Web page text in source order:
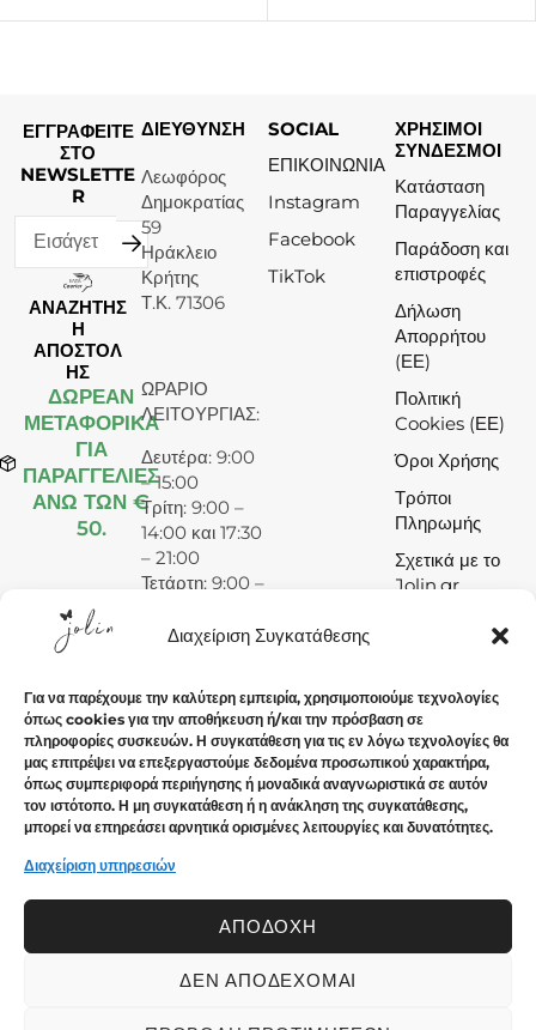
Διαχείριση Συγκατάθεσης
Για να παρέχουμε την καλύτερη εμπειρία, χρησιμοποιούμε τεχνολογίες
όπως cookies για την αποθήκευση ή/και την πρόσβαση σε
πληροφορίες συσκευών. Η συγκατάθεση για τις εν λόγω τεχνολογίες θα
μας επιτρέψει να επεξεργαστούμε δεδομένα προσωπικού χαρακτήρα,
όπως συμπεριφορά περιήγησης ή μοναδικά αναγνωριστικά σε αυτόν
τον ιστότοπο. Η μη συγκατάθεση ή η ανάκληση της συγκατάθεσης,
μπορεί να επηρεάσει αρνητικά ορισμένες λειτουργίες και δυνατότητες.
Διαχείριση υπηρεσιών
ΑΠΟΔΟΧΉ
ΔΕΝ ΑΠΟΔΈΧΟΜΑΙ
ΕΓΓΡΑΦΕΙΤΕ
ΣΤΟ
NEWSLETTE
R
ΑΝΑΖΗΤΗΣ
Η
ΑΠΟΣΤΟΛ
ΗΣ
ΔΩΡΕΆΝ
ΜΕΤΑΦΟΡΙΚΑ
ΓΙΑ
ΠΑΡΑΓΓΕΛΙΕΣ
ΑΝΩ ΤΩΝ €
50.
ΔΙΕΥΘΥΝΣΗ
Λεωφόρος
Δημοκρατίας
59
Ηράκλειο
Κρήτης
Τ.Κ. 71306
ΩΡΑΡΙΟ
ΛΕΙΤΟΥΡΓΙΑΣ:
Δευτέρα: 9:00
– 15:00
Τρίτη: 9:00 –
14:00 και 17:30
– 21:00
Τετάρτη: 9:00 –
Πέμπτη: 9:00 –
Παρασκευή:
9:00 – 14:00
και 17:30 –
21:00
Σάββατο: 9:00
– 15:00
Κυριακή:
SOCIAL
ΕΠΙΚΟΙΝΩΝΙΑ
Instagram
Facebook
TikTok
ΧΡΗΣΙΜΟΙ
ΣΥΝΔΕΣΜΟΙ
Κατάσταση
Παραγγελίας
Παράδοση και
επιστροφές
Δήλωση
Απορρήτου
(ΕΕ)
Πολιτική
Cookies (ΕΕ)
Όροι Χρήσης
Τρόποι
Πληρωμής
Σχετικά με το
Jolin.gr